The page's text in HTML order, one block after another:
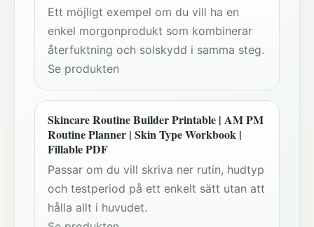
Ett möjligt exempel om du vill ha en
enkel morgonprodukt som kombinerar
återfuktning och solskydd i samma steg.
Se produkten
Skincare Routine Builder Printable | AM PM
Routine Planner | Skin Type Workbook |
Fillable PDF
Passar om du vill skriva ner rutin, hudtyp
och testperiod på ett enkelt sätt utan att
hålla allt i huvudet.